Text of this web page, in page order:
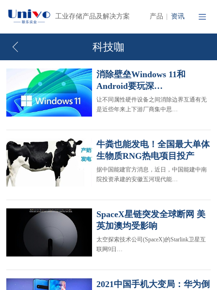
工业存储产品及解决方案 产品 资讯
科技咖
消除壁垒Windows 11和
Android要玩深…
让不同属性硬件设备之间消除边界互通有无
是近些年来上下游厂商集中思…
牛粪也能发电！全国最大单体
生物质RNG热电项目投产
据中国能建官方消息，近日，中国能建中南
院投资承建的安徽五河现代能…
SpaceX星链突发全球断网 美
英加澳均受影响
太空探索技术公司(SpaceX)的Starlink卫星互
联网9日…
2021中国手机大变局：华为倒